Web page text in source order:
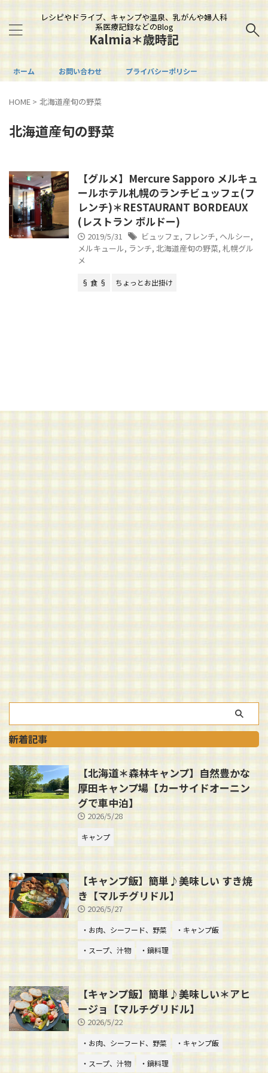
レシピやドライブ、キャンプや温泉、乳がんや婦人科
系医療記録などのBlog
Kalmia＊歳時記
ホーム お問い合わせ プライバシーポリシー
HOME > 北海道産旬の野菜
北海道産旬の野菜
【グルメ】Mercure Sapporo メルキュ
ールホテル札幌のランチビュッフェ(フ
レンチ)＊RESTAURANT BORDEAUX
(レストラン ボルドー)
2019/5/31 ビュッフェ, フレンチ, ヘルシー,
メルキュール, ランチ, 北海道産旬の野菜, 札幌グル
メ
§ 食 § ちょっとお出掛け
新着記事
【北海道＊森林キャンプ】自然豊かな
厚田キャンプ場【カーサイドオーニン
グで車中泊】
2026/5/28
キャンプ
【キャンプ飯】簡単♪美味しい すき焼
き【マルチグリドル】
2026/5/27
・お肉、シーフード、野菜
・キャンプ飯
・スープ、汁物
・鍋料理
【キャンプ飯】簡単♪美味しい＊アヒ
ージョ【マルチグリドル】
2026/5/22
・お肉、シーフード、野菜
・キャンプ飯
・スープ、汁物
・鍋料理